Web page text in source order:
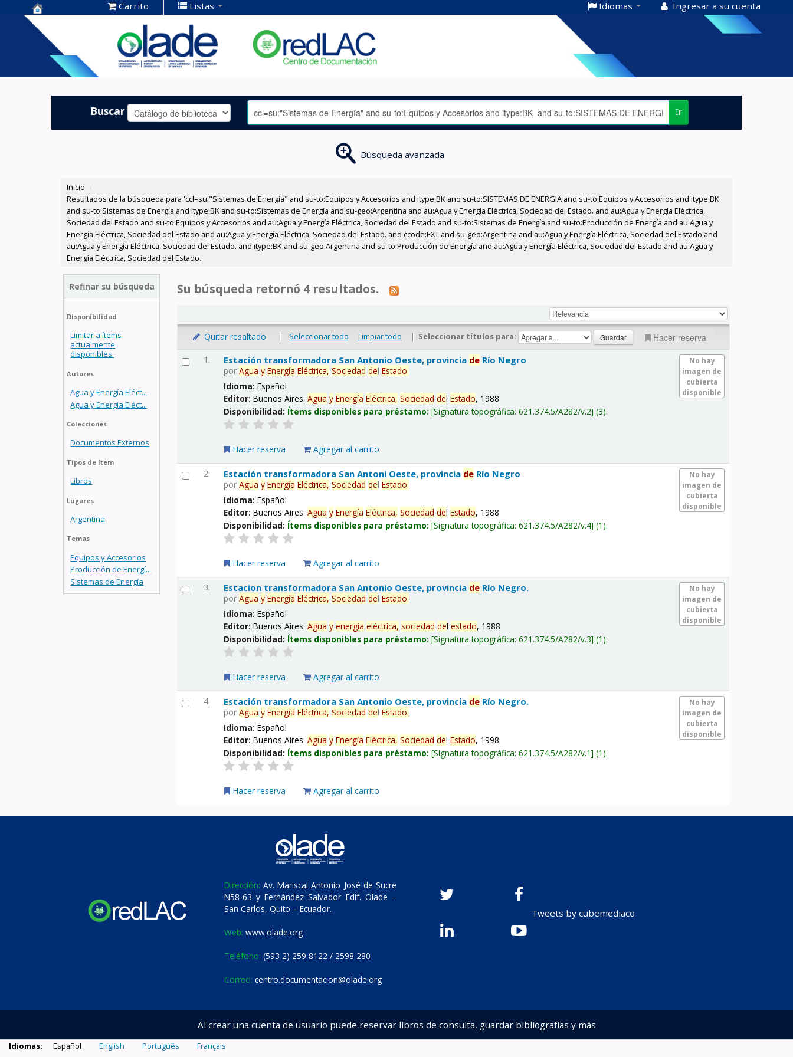
Centro de
Documentación
OLADE -
Carrito Listas Idiomas Ingresar a su cuenta
Buscar Ir
Búsqueda avanzada
Inicio ›
Resultados de la búsqueda para 'ccl=su:"Sistemas de Energía" and su-to:Equipos y Accesorios and itype:BK and su-to:SISTEMAS DE ENERGIA and su-to:Equipos y Accesorios and itype:BK
and su-to:Sistemas de Energía and itype:BK and su-to:Sistemas de Energía and su-geo:Argentina and au:Agua y Energía Eléctrica, Sociedad del Estado. and au:Agua y Energía Eléctrica,
Sociedad del Estado and su-to:Equipos y Accesorios and au:Agua y Energía Eléctrica, Sociedad del Estado and su-to:Sistemas de Energía and su-to:Producción de Energía and au:Agua y
Energía Eléctrica, Sociedad del Estado and au:Agua y Energía Eléctrica, Sociedad del Estado. and ccode:EXT and su-geo:Argentina and au:Agua y Energía Eléctrica, Sociedad del Estado and
au:Agua y Energía Eléctrica, Sociedad del Estado. and itype:BK and su-geo:Argentina and su-to:Producción de Energía and au:Agua y Energía Eléctrica, Sociedad del Estado and au:Agua y
Energía Eléctrica, Sociedad del Estado.'
Refinar su búsqueda
Disponibilidad
Limitar a ítems
actualmente
disponibles.
Autores
Agua y Energía Eléct...
Agua y Energía Eléct...
Colecciones
Documentos Externos
Tipos de ítem
Libros
Lugares
Argentina
Temas
Equipos y Accesorios
Producción de Energí...
Sistemas de Energía
Su búsqueda retornó 4 resultados.
Quitar resaltado | Seleccionar todo Limpiar todo | Seleccionar títulos para: Hacer reserva
1.
No hay
imagen de
cubierta
disponible
Estación transformadora San Antonio Oeste, provincia de Río Negro
porAgua y Energía Eléctrica, Sociedad delEstado.
Idioma:Español
Editor:Buenos Aires:Agua y Energía Eléctrica, Sociedad delEstado, 1988
Disponibilidad: Ítems disponibles para préstamo: Signatura topográfica:621.374.5/A282/v.2 (3).
Hacer reserva Agregar al carrito
2.
No hay
imagen de
cubierta
disponible
Estación transformadora San Antoni Oeste, provincia de Río Negro
porAgua y Energía Eléctrica, Sociedad delEstado.
Idioma:Español
Editor:Buenos Aires:Agua y Energía Eléctrica, Sociedad delEstado, 1988
Disponibilidad: Ítems disponibles para préstamo: Signatura topográfica:621.374.5/A282/v.4 (1).
Hacer reserva Agregar al carrito
3.
No hay
imagen de
cubierta
disponible
Estacion transformadora San Antonio Oeste, provincia de Río Negro.
porAgua y Energía Eléctrica, Sociedad delEstado.
Idioma:Español
Editor:Buenos Aires:Agua y energía eléctrica, sociedad delestado, 1988
Disponibilidad: Ítems disponibles para préstamo: Signatura topográfica:621.374.5/A282/v.3 (1).
Hacer reserva Agregar al carrito
4.
No hay
imagen de
cubierta
disponible
Estación transformadora San Antonio Oeste, provincia de Río Negro.
porAgua y Energía Eléctrica, Sociedad delEstado.
Idioma:Español
Editor:Buenos Aires:Agua y Energía Eléctrica, Sociedad delEstado, 1998
Disponibilidad: Ítems disponibles para préstamo: Signatura topográfica:621.374.5/A282/v.1 (1).
Hacer reserva Agregar al carrito
Dirección: Av. Mariscal Antonio José de Sucre
N58-63 y Fernández Salvador Edif. Olade –
San Carlos, Quito – Ecuador.
Web: www.olade.org
Teléfono: (593 2) 259 8122 / 2598 280
Correo: centro.documentacion@olade.org
Tweets by cubemediaco
Al crear una cuenta de usuario puede reservar libros de consulta, guardar bibliografías y más
Idiomas: Español English Português Français